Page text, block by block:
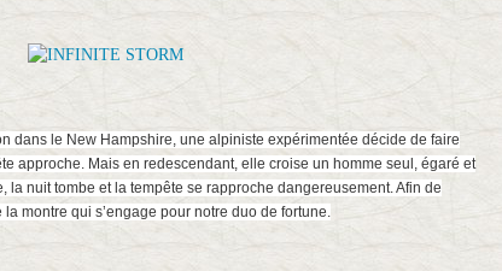
dans le New Hampshire, une alpiniste expérimentée décide de faire
approche. Mais en redescendant, elle croise un homme seul, égaré et
la nuit tombe et la tempête se rapproche dangereusement. Afin de
montre qui s’engage pour notre duo de fortune.